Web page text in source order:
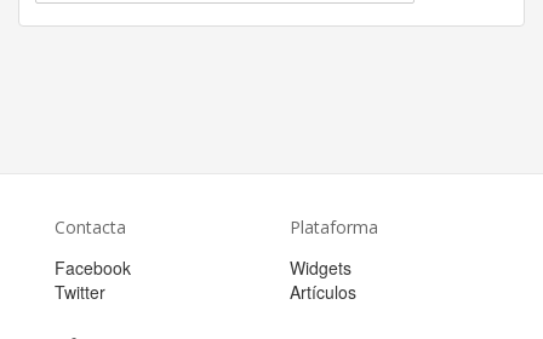
Contacta
Facebook
Twitter
Plataforma
Widgets
Artículos